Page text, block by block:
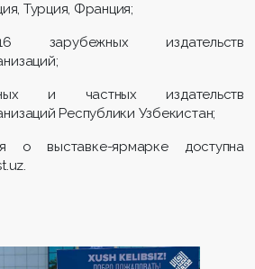
Турция, Франция;
зарубежных издательств
и частных издательств
Республики Узбекистан;
о выставке-ярмарке доступна